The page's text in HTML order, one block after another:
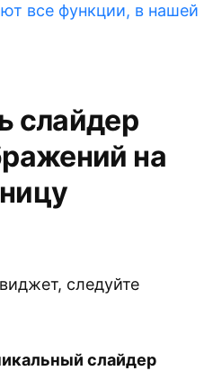
все функции, в нашей
слайдер
на
следуйте
слайдер